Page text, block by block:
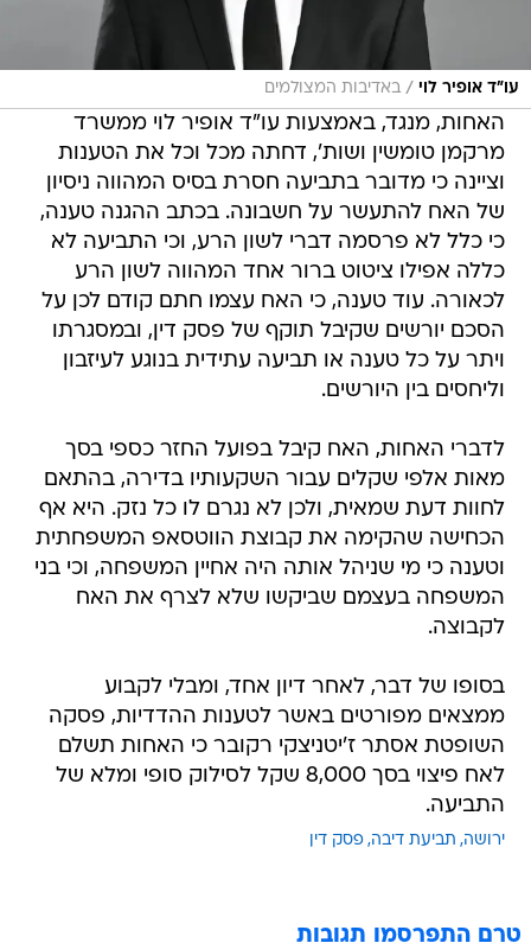
עו"ד אופיר לוי / באדיבות המצולמים
האחות, מנגד, באמצעות עו"ד אופיר לוי ממשרד
מרקמן טומשין ושות', דחתה מכל וכל את הטענות
וציינה כי מדובר בתביעה חסרת בסיס המהווה ניסיון
של האח להתעשר על חשבונה. בכתב ההגנה טענה,
כי כלל לא פרסמה דברי לשון הרע, וכי התביעה לא
כללה אפילו ציטוט ברור אחד המהווה לשון הרע
לכאורה. עוד טענה, כי האח עצמו חתם קודם לכן על
הסכם יורשים שקיבל תוקף של פסק דין, ובמסגרתו
ויתר על כל טענה או תביעה עתידית בנוגע לעיזבון
וליחסים בין היורשים.
לדברי האחות, האח קיבל בפועל החזר כספי בסך
מאות אלפי שקלים עבור השקעותיו בדירה, בהתאם
לחוות דעת שמאית, ולכן לא נגרם לו כל נזק. היא אף
הכחישה שהקימה את קבוצת הווטסאפ המשפחתית
וטענה כי מי שניהל אותה היה אחיין המשפחה, וכי בני
המשפחה בעצמם שביקשו שלא לצרף את האח
לקבוצה.
בסופו של דבר, לאחר דיון אחד, ומבלי לקבוע
ממצאים מפורטים באשר לטענות ההדדיות, פסקה
השופטת אסתר ז'יטניצקי רקובר כי האחות תשלם
לאח פיצוי בסך 8,000 שקל לסילוק סופי ומלא של
התביעה.
ירושה תביעת דיבה פסק דין
טרם התפרסמו תגובות